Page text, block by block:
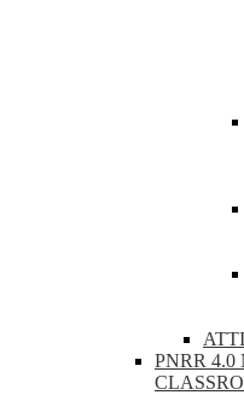
PNRR 4.0